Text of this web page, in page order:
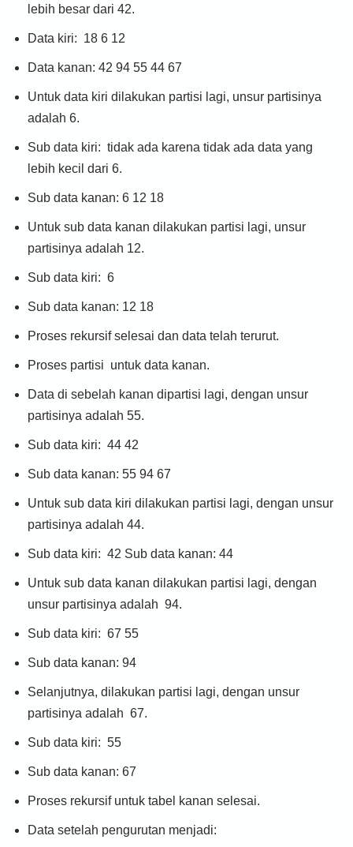
lebih besar dari 42.
Data kiri: 18 6 12
Data kanan: 42 94 55 44 67
Untuk data kiri dilakukan partisi lagi, unsur partisinya
adalah 6.
Sub data kiri: tidak ada karena tidak ada data yang
lebih kecil dari 6.
Sub data kanan: 6 12 18
Untuk sub data kanan dilakukan partisi lagi, unsur
partisinya adalah 12.
Sub data kiri: 6
Sub data kanan: 12 18
Proses rekursif selesai dan data telah terurut.
Proses partisi untuk data kanan.
Data di sebelah kanan dipartisi lagi, dengan unsur
partisinya adalah 55.
Sub data kiri: 44 42
Sub data kanan: 55 94 67
Untuk sub data kiri dilakukan partisi lagi, dengan unsur
partisinya adalah 44.
Sub data kiri: 42 Sub data kanan: 44
Untuk sub data kanan dilakukan partisi lagi, dengan
unsur partisinya adalah 94.
Sub data kiri: 67 55
Sub data kanan: 94
Selanjutnya, dilakukan partisi lagi, dengan unsur
partisinya adalah 67.
Sub data kiri: 55
Sub data kanan: 67
Proses rekursif untuk tabel kanan selesai.
Data setelah pengurutan menjadi: